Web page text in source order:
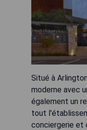
Situé à
moderne avec
également un
tout
conciergerie et